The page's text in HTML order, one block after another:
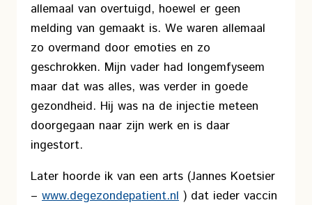
allemaal van overtuigd, hoewel er geen
melding van gemaakt is. We waren allemaal
zo overmand door emoties en zo
geschrokken. Mijn vader had longemfyseem
maar dat was alles, was verder in goede
gezondheid. Hij was na de injectie meteen
doorgegaan naar zijn werk en is daar
ingestort.
Later hoorde ik van een arts (Jannes Koetsier
– www.degezondepatient.nl ) dat ieder vaccin